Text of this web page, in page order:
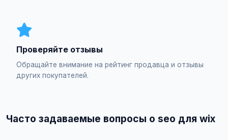
Проверяйте отзывы
Обращайте внимание на рейтинг продавца и отзывы
других покупателей.
Часто задаваемые вопросы о seo для wix